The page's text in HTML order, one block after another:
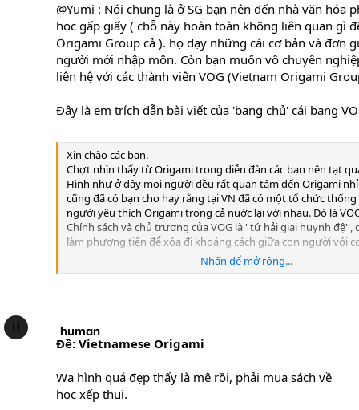
@Yumi : Nói chung là ở SG bạn nên đến nhà văn hóa
học gấp giấy ( chỗ này hoàn toàn không liên quan gì
Origami Group cả ). họ dạy những cái cơ bản và đơn
người mới nhập môn. Còn bạn muốn vô chuyên
liên hệ với các thành viên VOG (Vietnam Origami
Đây là em trích dẫn bài viết của 'bang chủ' cái bang
Xin chào các bạn.
Chợt nhìn thấy từ Origami trong diễn đàn các bạn nên tạt
Hình như ở đây mọi người đều rất quan tâm đến Origami
cũng đã có bạn cho hay rằng tại VN đã có một tổ chức
người yêu thích Origami trong cả nuớc lại với nhau. Đó là
Chính sách và chủ trương của VOG là ' tứ hải giai huynh đệ' ,
làm phương tiện để xóa đi khoảng cách giữa con người với
www.vogvn.orgtừ đây các bạn có thể
chưa vào được, nay đã hoàn tất phần nâng cấp, mời các
với Origami ghé chơi.
Ở đây xin được không phải giới thiệu gì về Origami,vì hẳn
rất rõ rồi, mà chỉ xin nói 1 cách khái quát về nó để bạn nào
nay rõ. Origami là nghệ thuật gấp giấy có nguồn từ Nhật
Nhấn để mở rộng...
H human
Ðề: Vietnamese Origami
Wa hình quá đẹp thấy là mê rồi, phải mua sách về
học xếp thui.